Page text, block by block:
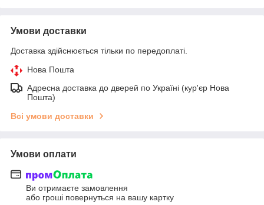
Умови доставки
Доставка здійснюється тільки по передоплаті.
Нова Пошта
Адресна доставка до дверей по Україні (кур'єр Нова
Пошта)
Всі умови доставки
Умови оплати
Ви отримаєте замовлення
або гроші повернуться на вашу картку